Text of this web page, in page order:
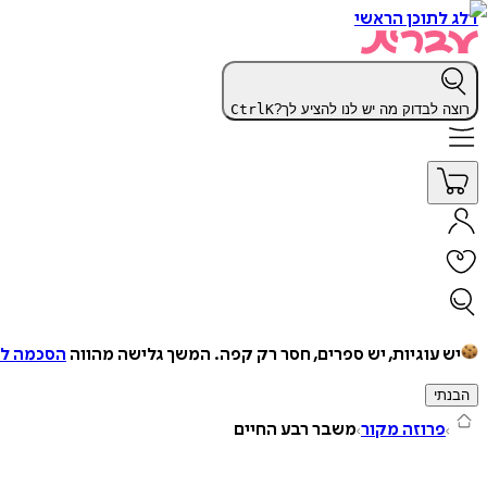
דלג לתוכן הראשי
רוצה לבדוק מה יש לנו להציע לך? CtrlK
יש עוגיות, יש ספרים, חסר רק קפה. המשך גלישה מהווה הסכמה
הבנתי
פרוזה מקור משבר רבע החיים